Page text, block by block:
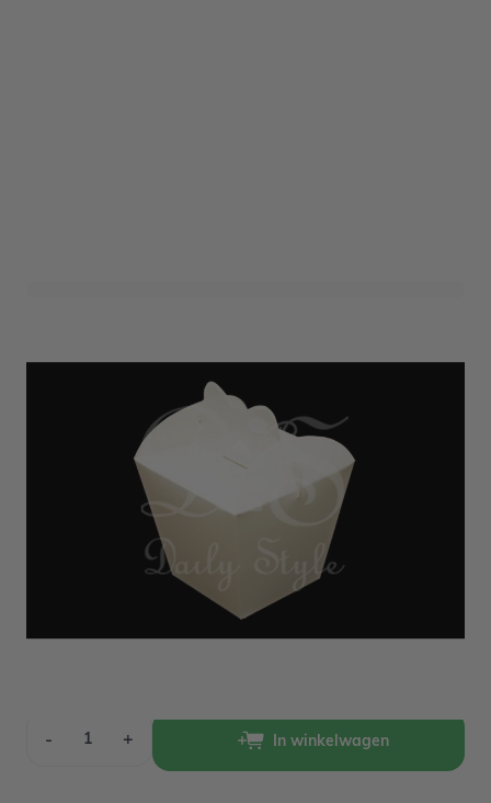
Art. nr. 1509-580CREME
Verpakt per 24 stuks
- + In winkelwagen